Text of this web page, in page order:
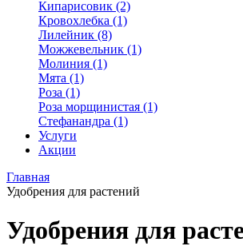
Кипарисовик (2)
Кровохлебка (1)
Лилейник (8)
Можжевельник (1)
Молиния (1)
Мята (1)
Роза (1)
Роза морщинистая (1)
Стефанандра (1)
Услуги
Акции
Главная
Удобрения для растений
Удобрения для